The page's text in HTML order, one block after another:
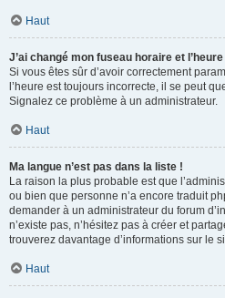
Haut
J’ai changé mon fuseau horaire et
Si vous êtes sûr d’avoir correctement
l’heure est toujours incorrecte, il se peut
Signalez ce problème à un administrateur.
Haut
Ma langue n’est pas dans la liste !
La raison la plus probable est que
ou bien que personne n’a encore traduit
demander à un administrateur du forum
n’existe pas, n’hésitez pas à créer et
trouverez davantage d’informations sur le
Haut